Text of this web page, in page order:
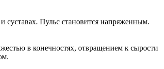
суставах. Пульс становится напряженным.
в конечностях, отвращением к сырости